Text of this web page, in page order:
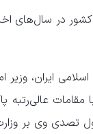
کشور در سال‌های
ایران، وزیر
عالی‌رتبه
وی بر